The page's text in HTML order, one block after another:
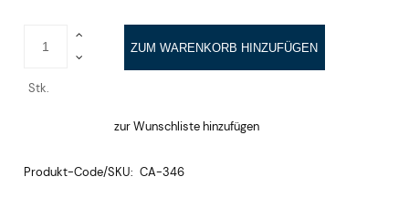
Stk.
ZUM WARENKORB HINZUFÜGEN
zur Wunschliste hinzufügen
Produkt-Code/SKU: CA-346